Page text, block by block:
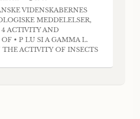
VIDENSKABERNES
MEDDELELSER,
ACTIVITY AND
• P LU SI A GAMMA L.
THE ACTIVITY OF INSECTS
I KOMMISSION HOS EJNAR